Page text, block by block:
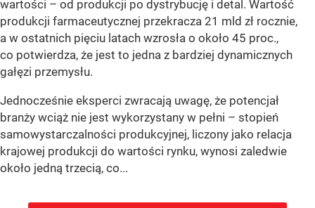
wartości – od produkcji po dystrybucję i detal. Wartość
produkcji farmaceutycznej przekracza 21 mld zł rocznie,
a w ostatnich pięciu latach wzrosła o około 45 proc.,
co potwierdza, że jest to jedna z bardziej dynamicznych
gałęzi przemysłu.
Jednocześnie eksperci zwracają uwagę, że potencjał
branży wciąż nie jest wykorzystany w pełni – stopień
samowystarczalności produkcyjnej, liczony jako relacja
krajowej produkcji do wartości rynku, wynosi zaledwie
około jedną trzecią, co...